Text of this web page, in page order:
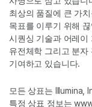
최상의 품질에 큰 가
목표를 이루기 위해
시퀀싱 기술과 어레이
유전체학 그리고 분자
기여하고 있습니다.
모든 상표는 Illumina,
특정 상표 정보는